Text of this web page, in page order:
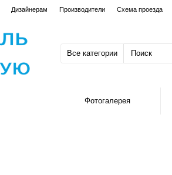
Дизайнерам Производители Схема проезда
Все категории
Фотогалерея